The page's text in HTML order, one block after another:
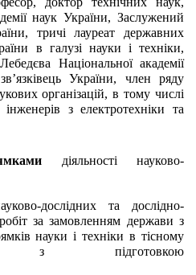
наук України, Заслужений
тричі лауреат державних
в галузі науки і техніки,
Національної академії
України, член ряду
організацій, в тому числі
з електротехніки та
діяльності науково-
дослідних та дослідно-
за замовленням держави з
науки і техніки в тісному
з підготовкою